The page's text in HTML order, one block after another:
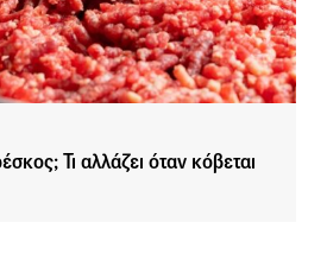
Τι αλλάζει όταν κόβεται